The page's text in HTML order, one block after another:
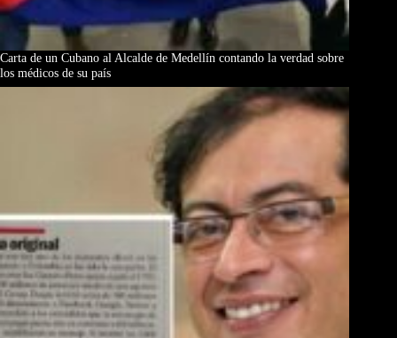
Carta de un Cubano al Alcalde de Medellín contando la verdad sobre
los médicos de su país